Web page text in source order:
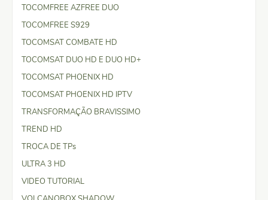
TOCOMFREE AZFREE DUO
TOCOMFREE S929
TOCOMSAT COMBATE HD
TOCOMSAT DUO HD E DUO HD+
TOCOMSAT PHOENIX HD
TOCOMSAT PHOENIX HD IPTV
TRANSFORMAÇÃO BRAVISSIMO
TREND HD
TROCA DE TPs
ULTRA 3 HD
VIDEO TUTORIAL